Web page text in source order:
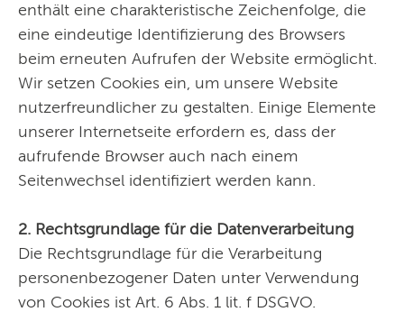
enthält eine charakteristische Zeichenfolge, die
eine eindeutige Identifizierung des Browsers
beim erneuten Aufrufen der Website ermöglicht.
Wir setzen Cookies ein, um unsere Website
nutzerfreundlicher zu gestalten. Einige Elemente
unserer Internetseite erfordern es, dass der
aufrufende Browser auch nach einem
Seitenwechsel identifiziert werden kann.
2. Rechtsgrundlage für die Datenverarbeitung
Die Rechtsgrundlage für die Verarbeitung
personenbezogener Daten unter Verwendung
von Cookies ist Art. 6 Abs. 1 lit. f DSGVO.